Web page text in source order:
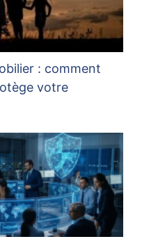
: comment
votre